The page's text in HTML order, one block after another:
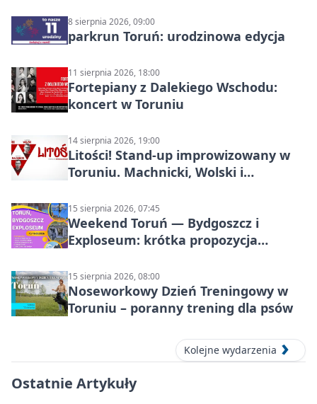
8 sierpnia 2026, 09:00
parkrun Toruń: urodzinowa edycja
11 sierpnia 2026, 18:00
Fortepiany z Dalekiego Wschodu:
koncert w Toruniu
14 sierpnia 2026, 19:00
Litości! Stand-up improwizowany w
Toruniu. Machnicki, Wolski i
15 sierpnia 2026, 07:45
Weekend Toruń — Bydgoszcz i
Exploseum: krótka propozycja
15 sierpnia 2026, 08:00
Noseworkowy Dzień Treningowy w
Toruniu – poranny trening dla psów
Kolejne wydarzenia
Ostatnie Artykuły